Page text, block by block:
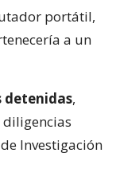
portátil,
a un
detenidas,
Investigación